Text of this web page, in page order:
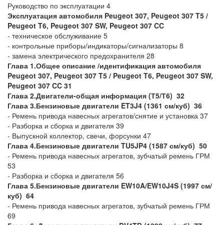
Руководство по эксплуатации 4
Эксплуатация автомобиля Peugeot 307, Peugeot 307 T5 /
Peugeot T6, Peugeot 307 SW, Peugeot 307 CC
- техническое обслуживание 5
- контрольные приборы/индикаторы/сигнализаторы 8
- замена электрического предохранителя 28
Глава 1.Общее описание /идентификация автомобиля
Peugeot 307, Peugeot 307 T5 / Peugeot T6, Peugeot 307 SW,
Peugeot 307 CC 31
Глава 2.Двигатели-общая информация (Т5/Т6) 32
Глава 3.Бензиновые двигатели ET3J4 (1361 см/куб) 36
- Ремень привода навесных агрегатов/снятие и установка 37
- Разборка и сборка и двигателя 39
- Выпускной коллектор, свечи, форсунки 47
Глава 4.Бензиновые двигатели TU5JP4 (1587 см/куб) 50
- Ремень привода навесных агрегатов, зубчатый ремень ГРМ
53
- Разборка и сборка и двигателя 56
Глава 5.Бензиновые двигатели EW10A/EW10J4S (1997 см/
куб) 64
- Ремень привода навесных агрегатов, зубчатый ремень ГРМ
69